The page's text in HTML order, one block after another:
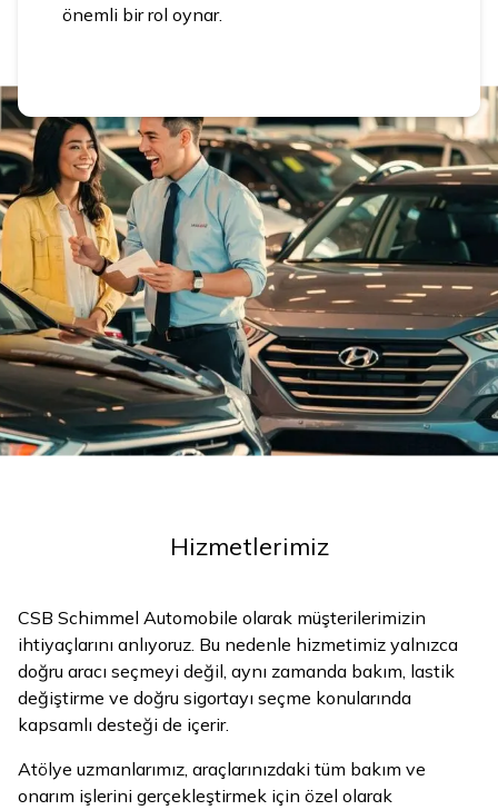
önemli bir rol oynar.
Hizmetlerimiz
CSB Schimmel Automobile olarak müşterilerimizin
ihtiyaçlarını anlıyoruz. Bu nedenle hizmetimiz yalnızca
doğru aracı seçmeyi değil, aynı zamanda bakım, lastik
değiştirme ve doğru sigortayı seçme konularında
kapsamlı desteği de içerir.
Atölye uzmanlarımız, araçlarınızdaki tüm bakım ve
onarım işlerini gerçekleştirmek için özel olarak